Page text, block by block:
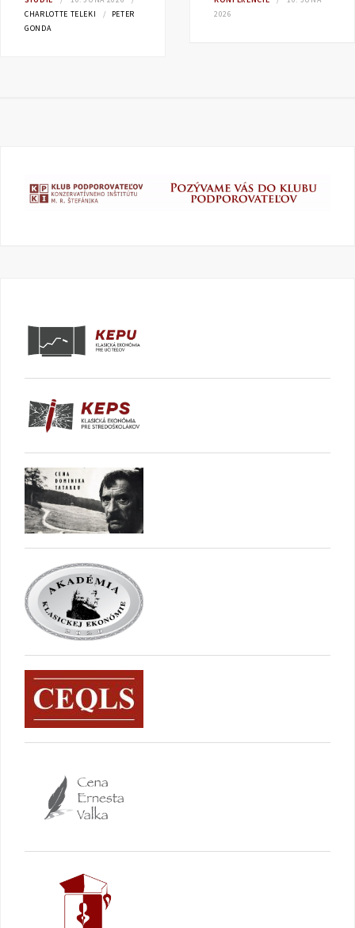
CHARLOTTE TELEKI
PETER
GONDA
2026